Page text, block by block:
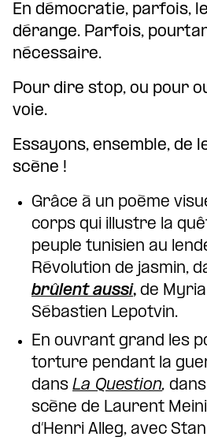
En démocratie, parfois,
dérange. Parfois,
nécessaire.
Pour dire stop, ou pour
voie.
Essayons, ensemble, de
scène !
Grâce à un poème
corps qui illustre la
peuple tunisien au
Révolution de jasmin,
brûlent aussi, de
Sébastien Lepotvin.
En ouvrant grand les
torture pendant la
dans La Question,
scène de Laurent
d’Henri Alleg, avec